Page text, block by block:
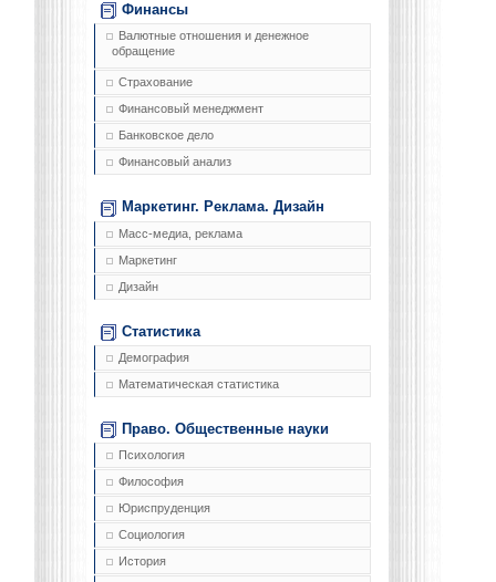
Финансы
Валютные отношения и денежное
обращение
Страхование
Финансовый менеджмент
Банковское дело
Финансовый анализ
Маркетинг. Реклама. Дизайн
Масс-медиа, реклама
Маркетинг
Дизайн
Статистика
Демография
Математическая статистика
Право. Общественные науки
Психология
Философия
Юриспруденция
Социология
История